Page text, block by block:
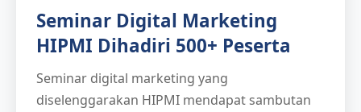
Seminar Digital Marketing
HIPMI Dihadiri 500+ Peserta
Seminar digital marketing yang
diselenggarakan HIPMI mendapat sambutan